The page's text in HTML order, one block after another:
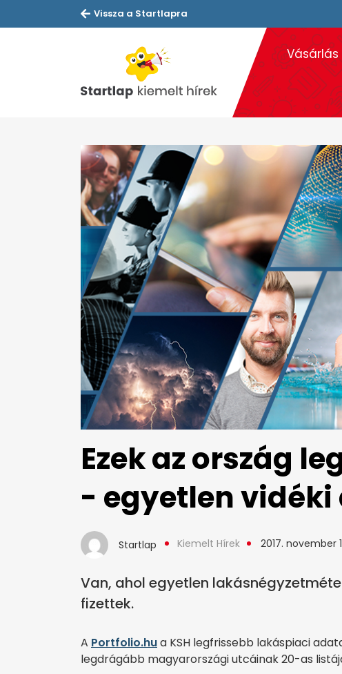
Vissza a Startlapra
Vásárlás
Ezek az ország
- egyetlen
Startlap Kiemelt Hírek 2017. november
Van, ahol egyetlen
fizettek.
A Portfolio.hua KSH legfrissebb lakáspiaci
legdrágább magyarországi utcáinak 20-as